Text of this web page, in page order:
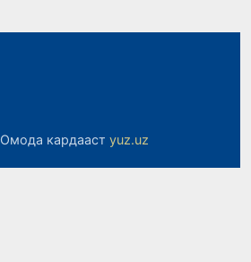
Омода кардааст yuz.uz